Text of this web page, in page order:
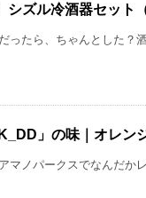
シズル冷酒器セット
ったら、ちゃんとした？
」の味｜オレン
マノパークスでなんだか